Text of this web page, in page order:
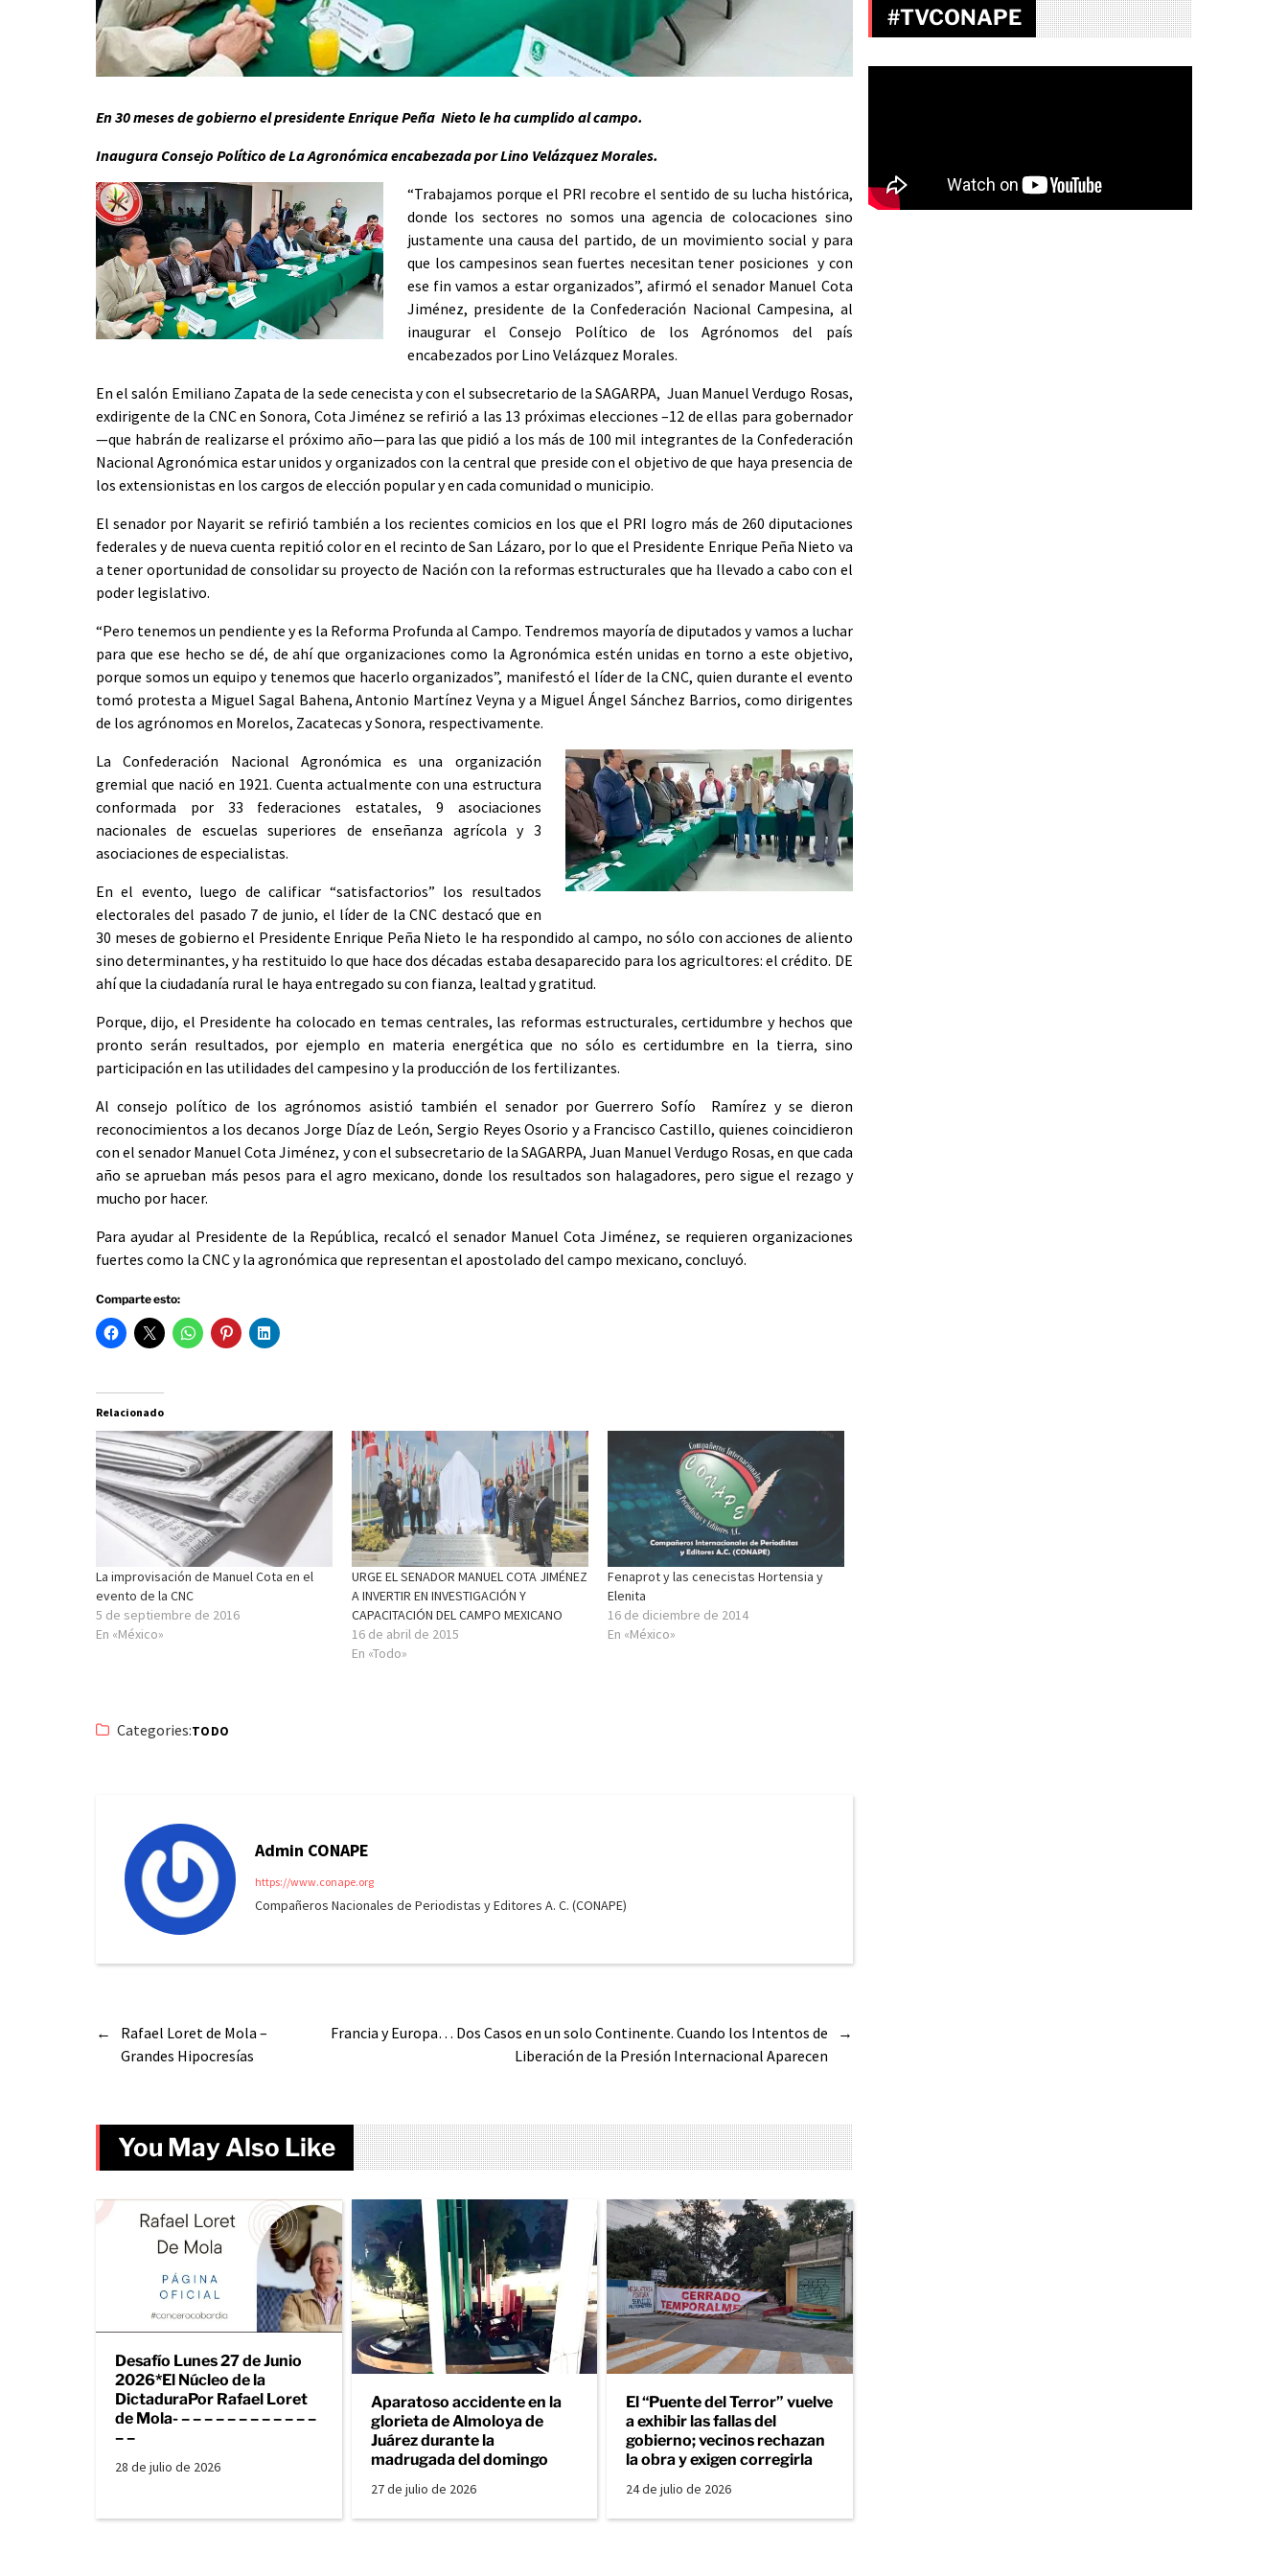
En 30 meses de gobierno el presidente Enrique Peña Nieto le ha cumplido al campo.
Inaugura Consejo Político de La Agronómica encabezada por Lino Velázquez Morales.
“Trabajamos porque el PRI recobre el sentido de su lucha histórica,
donde los sectores no somos una agencia de colocaciones sino
justamente una causa del partido, de un movimiento social y para
que los campesinos sean fuertes necesitan tener posiciones y con
ese fin vamos a estar organizados”, afirmó el senador Manuel Cota
Jiménez, presidente de la Confederación Nacional Campesina, al
inaugurar el Consejo Político de los Agrónomos del país
encabezados por Lino Velázquez Morales.
En el salón Emiliano Zapata de la sede cenecista y con el subsecretario de la SAGARPA, Juan Manuel Verdugo Rosas,
exdirigente de la CNC en Sonora, Cota Jiménez se refirió a las 13 próximas elecciones –12 de ellas para gobernador
—que habrán de realizarse el próximo año—para las que pidió a los más de 100 mil integrantes de la Confederación
Nacional Agronómica estar unidos y organizados con la central que preside con el objetivo de que haya presencia de
los extensionistas en los cargos de elección popular y en cada comunidad o municipio.
El senador por Nayarit se refirió también a los recientes comicios en los que el PRI logro más de 260 diputaciones
federales y de nueva cuenta repitió color en el recinto de San Lázaro, por lo que el Presidente Enrique Peña Nieto va
a tener oportunidad de consolidar su proyecto de Nación con la reformas estructurales que ha llevado a cabo con el
poder legislativo.
“Pero tenemos un pendiente y es la Reforma Profunda al Campo. Tendremos mayoría de diputados y vamos a luchar
para que ese hecho se dé, de ahí que organizaciones como la Agronómica estén unidas en torno a este objetivo,
porque somos un equipo y tenemos que hacerlo organizados”, manifestó el líder de la CNC, quien durante el evento
tomó protesta a Miguel Sagal Bahena, Antonio Martínez Veyna y a Miguel Ángel Sánchez Barrios, como dirigentes
de los agrónomos en Morelos, Zacatecas y Sonora, respectivamente.
La Confederación Nacional Agronómica es una organización
gremial que nació en 1921. Cuenta actualmente con una estructura
conformada por 33 federaciones estatales, 9 asociaciones
nacionales de escuelas superiores de enseñanza agrícola y 3
asociaciones de especialistas.
En el evento, luego de calificar “satisfactorios” los resultados
electorales del pasado 7 de junio, el líder de la CNC destacó que en
30 meses de gobierno el Presidente Enrique Peña Nieto le ha respondido al campo, no sólo con acciones de aliento
sino determinantes, y ha restituido lo que hace dos décadas estaba desaparecido para los agricultores: el crédito. DE
ahí que la ciudadanía rural le haya entregado su con fianza, lealtad y gratitud.
Porque, dijo, el Presidente ha colocado en temas centrales, las reformas estructurales, certidumbre y hechos que
pronto serán resultados, por ejemplo en materia energética que no sólo es certidumbre en la tierra, sino
participación en las utilidades del campesino y la producción de los fertilizantes.
Al consejo político de los agrónomos asistió también el senador por Guerrero Sofío Ramírez y se dieron
reconocimientos a los decanos Jorge Díaz de León, Sergio Reyes Osorio y a Francisco Castillo, quienes coincidieron
con el senador Manuel Cota Jiménez, y con el subsecretario de la SAGARPA, Juan Manuel Verdugo Rosas, en que cada
año se aprueban más pesos para el agro mexicano, donde los resultados son halagadores, pero sigue el rezago y
mucho por hacer.
Para ayudar al Presidente de la República, recalcó el senador Manuel Cota Jiménez, se requieren organizaciones
fuertes como la CNC y la agronómica que representan el apostolado del campo mexicano, concluyó.
Comparte esto:
Relacionado
La improvisación de Manuel Cota en el
evento de la CNC
5 de septiembre de 2016
En «México»
URGE EL SENADOR MANUEL COTA JIMÉNEZ
A INVERTIR EN INVESTIGACIÓN Y
CAPACITACIÓN DEL CAMPO MEXICANO
16 de abril de 2015
En «Todo»
Fenaprot y las cenecistas Hortensia y
Elenita
16 de diciembre de 2014
En «México»
Categories:TODO
Admin CONAPE
https://www.conape.org
Compañeros Nacionales de Periodistas y Editores A. C. (CONAPE)
←
Rafael Loret de Mola –
Grandes Hipocresías
→
Francia y Europa… Dos Casos en un solo Continente. Cuando los Intentos de
Liberación de la Presión Internacional Aparecen
You May Also Like
Desafío Lunes 27 de Junio
2026*El Núcleo de la
DictaduraPor Rafael Loret
de Mola- – – – – – – – – – – – –
– –
28 de julio de 2026
Aparatoso accidente en la
glorieta de Almoloya de
Juárez durante la
madrugada del domingo
27 de julio de 2026
El “Puente del Terror” vuelve
a exhibir las fallas del
gobierno; vecinos rechazan
la obra y exigen corregirla
24 de julio de 2026
#TVCONAPE